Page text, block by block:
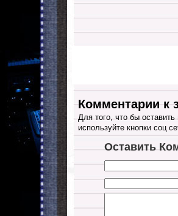
Комментарии к
Для того, что бы
используйте кнопки соц
Оставить